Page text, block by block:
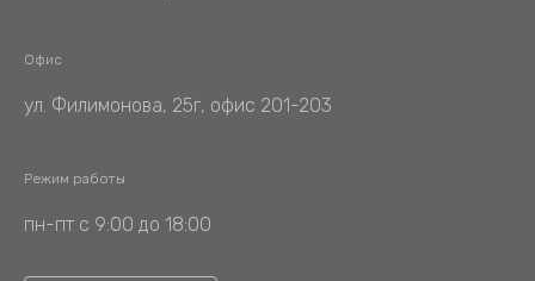
Офис
ул. Филимонова, 25г, офис 201-203
Режим работы
пн-пт с 9:00 до 18:00